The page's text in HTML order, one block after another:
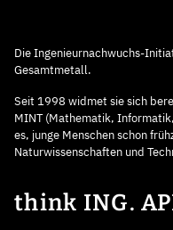
Die Ingenieurnachwuchs-
Gesamtmetall.
Seit 1998 widmet sie sich
MINT (Mathematik,
es, junge Menschen schon
Naturwissenschaften und
think ING.